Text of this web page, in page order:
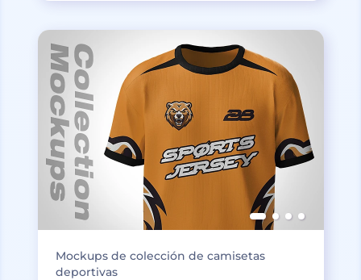
Mockups de colección de camisetas
deportivas